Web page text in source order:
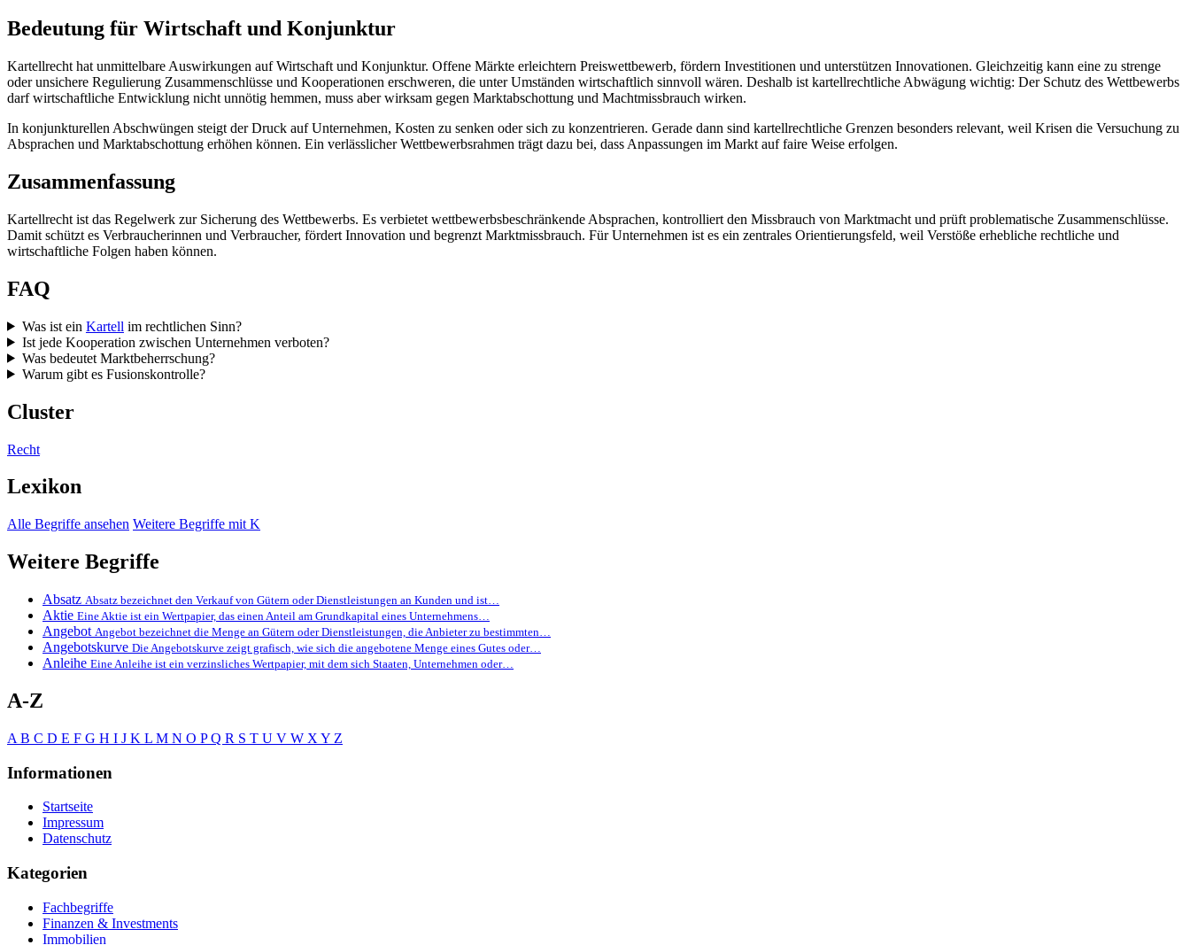
Bedeutung für Wirtschaft und Konjunktur
Kartellrecht hat unmittelbare Auswirkungen auf Wirtschaft und Konjunktur. Offene Märkte erleichtern Preiswettbewerb, fördern Investitionen und unterstützen Innovationen. Gleichzeitig kann eine zu strenge
oder unsichere Regulierung Zusammenschlüsse und Kooperationen erschweren, die unter Umständen wirtschaftlich sinnvoll wären. Deshalb ist kartellrechtliche Abwägung wichtig: Der Schutz des Wettbewerbs
darf wirtschaftliche Entwicklung nicht unnötig hemmen, muss aber wirksam gegen Marktabschottung und Machtmissbrauch wirken.
In konjunkturellen Abschwüngen steigt der Druck auf Unternehmen, Kosten zu senken oder sich zu konzentrieren. Gerade dann sind kartellrechtliche Grenzen besonders relevant, weil Krisen die Versuchung zu
Absprachen und Marktabschottung erhöhen können. Ein verlässlicher Wettbewerbsrahmen trägt dazu bei, dass Anpassungen im Markt auf faire Weise erfolgen.
Zusammenfassung
Kartellrecht ist das Regelwerk zur Sicherung des Wettbewerbs. Es verbietet wettbewerbsbeschränkende Absprachen, kontrolliert den Missbrauch von Marktmacht und prüft problematische Zusammenschlüsse.
Damit schützt es Verbraucherinnen und Verbraucher, fördert Innovation und begrenzt Marktmissbrauch. Für Unternehmen ist es ein zentrales Orientierungsfeld, weil Verstöße erhebliche rechtliche und
wirtschaftliche Folgen haben können.
FAQ
Was ist ein Kartell im rechtlichen Sinn?
Ist jede Kooperation zwischen Unternehmen verboten?
Was bedeutet Marktbeherrschung?
Warum gibt es Fusionskontrolle?
Cluster
Recht
Lexikon
Alle Begriffe ansehen Weitere Begriffe mit K
Weitere Begriffe
Absatz Absatz bezeichnet den Verkauf von Gütern oder Dienstleistungen an Kunden und ist…
Aktie Eine Aktie ist ein Wertpapier, das einen Anteil am Grundkapital eines Unternehmens…
Angebot Angebot bezeichnet die Menge an Gütern oder Dienstleistungen, die Anbieter zu bestimmten…
Angebotskurve Die Angebotskurve zeigt grafisch, wie sich die angebotene Menge eines Gutes oder…
Anleihe Eine Anleihe ist ein verzinsliches Wertpapier, mit dem sich Staaten, Unternehmen oder…
A-Z
A B C D E F G H I J K L M N O PQ R S T U V W X Y Z
Informationen
Startseite
Impressum
Datenschutz
Kategorien
Fachbegriffe
Finanzen & Investments
Immobilien